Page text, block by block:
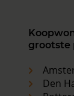
grootste
Den